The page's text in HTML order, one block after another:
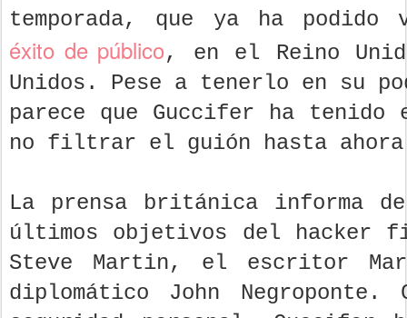
temporada, que ya ha
éxito de público, en el Reino
Unidos. Pese a tenerlo en su
parece que Guccifer ha
no filtrar el guión hasta
La prensa británica informa
últimos objetivos del hacker
Steve Martin, el escritor
diplomático John Negroponte.